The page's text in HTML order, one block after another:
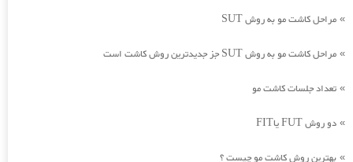
» مراحل کاشت مو به روش SUT
» مراحل کاشت مو به روش SUT جز جدیدترین روش کاشت است
» تعداد جلسات کاشت مو
» دو روش FUT یاFIT
» بهترین روش کاشت مو چیست ؟